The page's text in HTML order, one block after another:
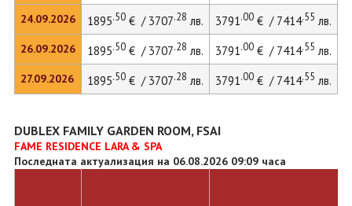
24.09.2026
26.09.2026
27.09.2026
1895.50€ / 3707.28 лв. 3791.00€ / 7414.55 лв.
1895.50€ / 3707.28 лв. 3791.00€ / 7414.55 лв.
1895.50€ / 3707.28 лв. 3791.00€ / 7414.55 лв.
DUBLEX FAMILY GARDEN ROOM, FSAI
FAME RESIDENCE LARA & SPA
Последната актуализация на 06.08.2026 09:09 часа